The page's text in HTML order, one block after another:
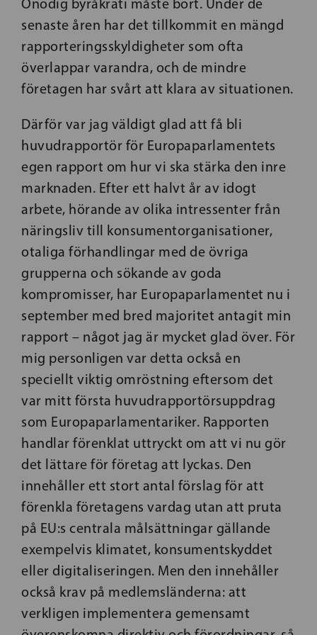
Onödig byråkrati måste bort. Under de
senaste åren har det tillkommit en mängd
rapporteringsskyldigheter som ofta
överlappar varandra, och de mindre
företagen har svårt att klara av situationen.
Därför var jag väldigt glad att få bli
huvudrapportör för Europaparlamentets
egen rapport om hur vi ska stärka den inre
marknaden. Efter ett halvt år av idogt
arbete, hörande av olika intressenter från
näringsliv till konsumentorganisationer,
otaliga förhandlingar med de övriga
grupperna och sökande av goda
kompromisser, har Europaparlamentet nu i
september med bred majoritet antagit min
rapport – något jag är mycket glad över. För
mig personligen var detta också en
speciellt viktig omröstning eftersom det
var mitt första huvudrapportörsuppdrag
som Europaparlamentariker. Rapporten
handlar förenklat uttryckt om att vi nu gör
det lättare för företag att lyckas. Den
innehåller ett stort antal förslag för att
förenkla företagens vardag utan att pruta
på EU:s centrala målsättningar gällande
exempelvis klimatet, konsumentskyddet
eller digitaliseringen. Men den innehåller
också krav på medlemsländerna: att
verkligen implementera gemensamt